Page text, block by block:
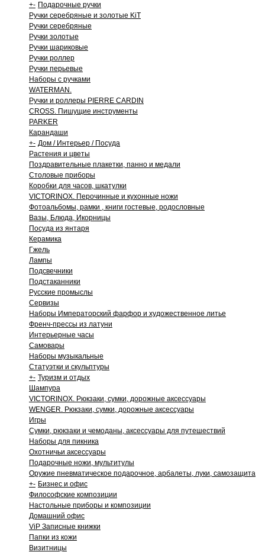
+- Подарочные ручки
Ручки серебряные и золотые KiT
Ручки серебряные
Ручки золотые
Ручки шариковые
Ручки роллер
Ручки перьевые
Наборы с ручками
WATERMAN.
Ручки и роллеры PIERRE CARDIN
CROSS. Пишущие инструменты
PARKER
Карандаши
+- Дом / Интерьер / Посуда
Растения и цветы
Поздравительные плакетки, панно и медали
Столовые приборы
Коробки для часов, шкатулки
VICTORINOX. Перочинные и кухонные ножи
Фотоальбомы, рамки , книги гостевые, родословные
Вазы, Блюда, Икорницы
Посуда из янтаря
Керамика
Гжель
Лампы
Подсвечники
Подстаканники
Русские промыслы
Сервизы
Наборы Императорский фарфор и художественное литье
Френч-прессы из латуни
Интерьерные часы
Самовары
Наборы музыкальные
Статуэтки и скульптуры
+- Туризм и отдых
Шампура
VICTORINOX. Рюкзаки, сумки, дорожные аксессуары
WENGER. Рюкзаки, сумки, дорожные аксессуары
Игры
Сумки, рюкзаки и чемоданы, аксессуары для путешествий
Наборы для пикника
Охотничьи аксессуары
Подарочные ножи, мультитулы
Оружие пневматическое подарочное, арбалеты, луки, самозащита
+- Бизнес и офис
Философские композиции
Настольные приборы и композиции
Домашний офис
ViP Записные книжки
Папки из кожи
Визитницы